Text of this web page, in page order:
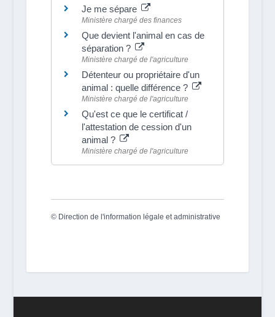
Je me sépare
Ministère chargé des finances
Que devient l'animal en cas de
séparation ?
Ministère chargé de l'agriculture
Détenteur ou propriétaire d'un
animal : quelle différence ?
Ministère chargé de l'agriculture
Qu'est ce que le certificat /
l'attestation de cession d'un
animal ?
Ministère chargé de l'agriculture
© Direction de l'information légale et administrative